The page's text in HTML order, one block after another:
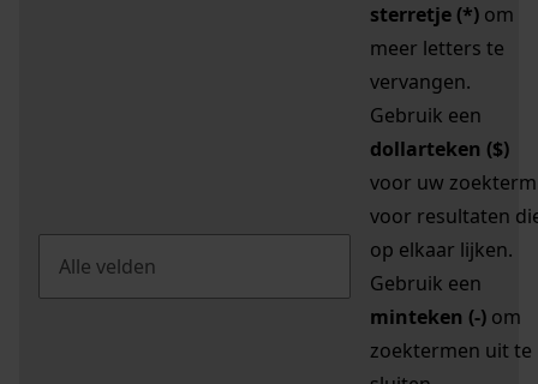
sterretje (*) om
meer letters te
vervangen.
Gebruik een
dollarteken ($)
voor uw zoekterm
voor resultaten
op elkaar lijken.
Gebruik een
minteken (-) om
zoektermen uit te